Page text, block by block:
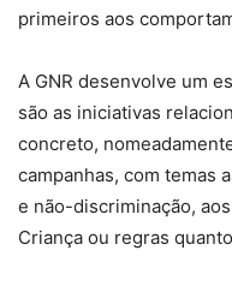
primeiros aos
A GNR desenvolve um
são as iniciativas
concreto,
campanhas, com temas
e não-discriminação,
Criança ou regras